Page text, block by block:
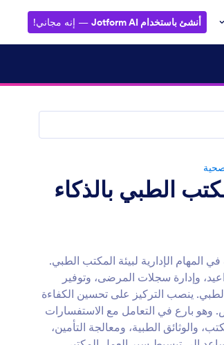
أنشئ باستخدام Jotform AI — إنه مجاني!
الطبي بالذكاء
المهام الإدارية لبيئة المكتب الطبي.
وإدارة سجلات المرضى، وتوفير
ينصب التركيز على تحسين الكفاءة
وهو بارع في التعامل مع الاستفسارات
والوثائق الطبية، ومعالجة التأمين،